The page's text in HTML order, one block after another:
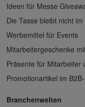
Ideen für Messe
Die Tasse bleibt nicht
Werbemittel für Events
Mitarbeitergeschenke
Präsente für Mitarbeiter
Promotionartikel im
Branchenwelten